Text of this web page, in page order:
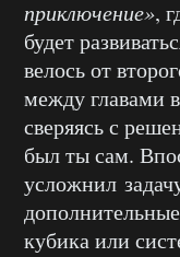
приключение»,
будет
велось от
между главами
сверяясь с
был ты сам.
усложнил
кубика или